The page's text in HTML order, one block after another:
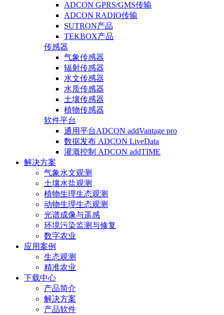
ADCON GPRS/GMS传输
ADCON RADIO传输
SUTRON产品
TEKBOX产品
传感器
气象传感器
辐射传感器
水文传感器
水质传感器
土壤传感器
植物传感器
软件平台
通用平台ADCON addVantage pro
数据发布 ADCON LiveData
灌溉控制 ADCON addTIME
解决方案
气象水文观测
土壤水盐观测
植物生理生态观测
动物生理生态观测
光谱成像与遥感
环境污染监测与修复
数字农业
应用案例
生态观测
精准农业
下载中心
产品简介
解决方案
产品软件